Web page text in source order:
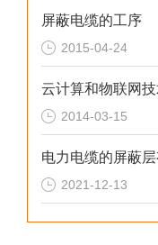
屏蔽电缆的工序
2015-04-24
2014-03-15
电力电缆的屏蔽
2021-12-13